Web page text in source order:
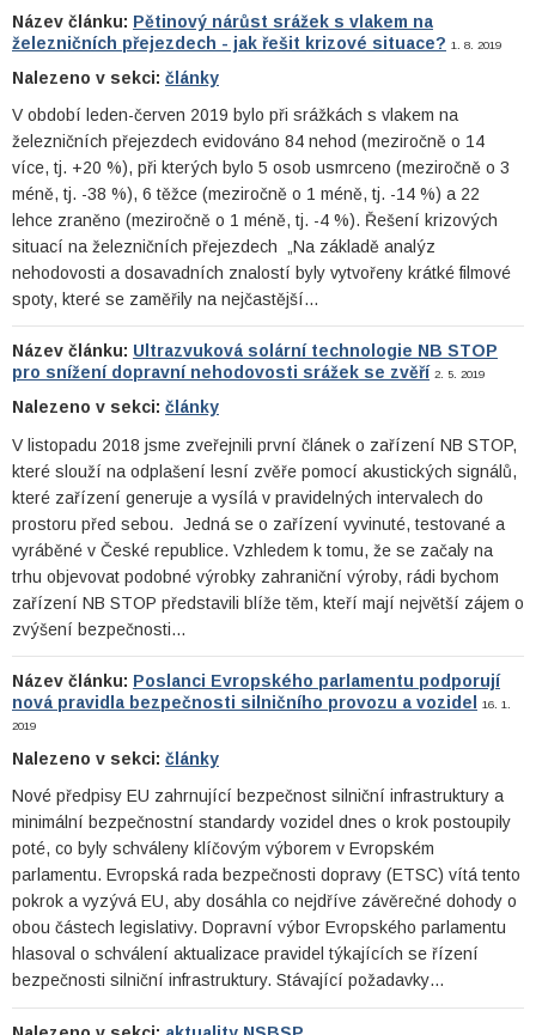
Název článku: Pětinový nárůst srážek s vlakem na
železničních přejezdech - jak řešit krizové situace? 1. 8. 2019
Nalezeno v sekci: články
V období leden-červen 2019 bylo při srážkách s vlakem na
železničních přejezdech evidováno 84 nehod (meziročně o 14
více, tj. +20 %), při kterých bylo 5 osob usmrceno (meziročně o 3
méně, tj. -38 %), 6 těžce (meziročně o 1 méně, tj. -14 %) a 22
lehce zraněno (meziročně o 1 méně, tj. -4 %). Řešení krizových
situací na železničních přejezdech „Na základě analýz
nehodovosti a dosavadních znalostí byly vytvořeny krátké filmové
spoty, které se zaměřily na nejčastější…
Název článku: Ultrazvuková solární technologie NB STOP
pro snížení dopravní nehodovosti srážek se zvěří 2. 5. 2019
Nalezeno v sekci: články
V listopadu 2018 jsme zveřejnili první článek o zařízení NB STOP,
které slouží na odplašení lesní zvěře pomocí akustických signálů,
které zařízení generuje a vysílá v pravidelných intervalech do
prostoru před sebou. Jedná se o zařízení vyvinuté, testované a
vyráběné v České republice. Vzhledem k tomu, že se začaly na
trhu objevovat podobné výrobky zahraniční výroby, rádi bychom
zařízení NB STOP představili blíže těm, kteří mají největší zájem o
zvýšení bezpečnosti…
Název článku: Poslanci Evropského parlamentu podporují
nová pravidla bezpečnosti silničního provozu a vozidel
16. 1.
2019
Nalezeno v sekci: články
Nové předpisy EU zahrnující bezpečnost silniční infrastruktury a
minimální bezpečnostní standardy vozidel dnes o krok postoupily
poté, co byly schváleny klíčovým výborem v Evropském
parlamentu. Evropská rada bezpečnosti dopravy (ETSC) vítá tento
pokrok a vyzývá EU, aby dosáhla co nejdříve závěrečné dohody o
obou částech legislativy. Dopravní výbor Evropského parlamentu
hlasoval o schválení aktualizace pravidel týkajících se řízení
bezpečnosti silniční infrastruktury. Stávající požadavky…